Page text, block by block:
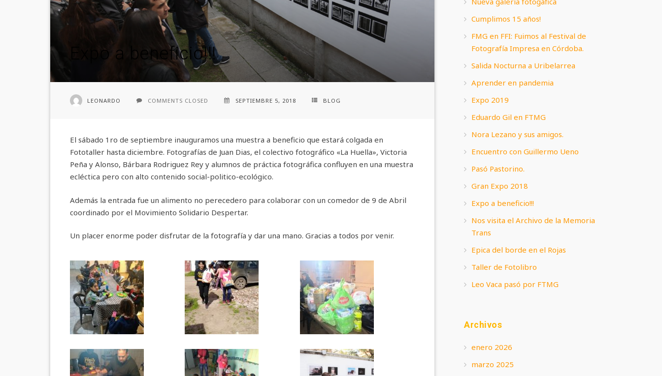
Expo a beneficio!!!
LEONARDO COMMENTS CLOSED SEPTIEMBRE 5, 2018 BLOG
El sábado 1ro de septiembre inauguramos una muestra a beneficio que estará colgada en
Fototaller hasta diciembre. Fotografías de Juan Dias, el colectivo fotográfico «La Huella», Victoria
Peña y Alonso, Bárbara Rodriguez Rey y alumnos de práctica fotográfica confluyen en una muestra
ecléctica pero con alto contenido social-politico-ecológico.
Además la entrada fue un alimento no perecedero para colaborar con un comedor de 9 de Abril
coordinado por el Movimiento Solidario Despertar.
Un placer enorme poder disfrutar de la fotografía y dar una mano. Gracias a todos por venir.
Cumplimos 15 años!
FMG en FFI: Fuimos al Festival de
Fotografía Impresa en Córdoba.
Salida Nocturna a Uribelarrea
Aprender en pandemia
Expo 2019
Eduardo Gil en FTMG
Nora Lezano y sus amigos.
Encuentro con Guillermo Ueno
Pasó Pastorino.
Gran Expo 2018
Expo a beneficio!!!
Nos visita el Archivo de la Memoria
Trans
Epica del borde en el Rojas
Taller de Fotolibro
Leo Vaca pasó por FTMG
Archivos
enero 2026
marzo 2025